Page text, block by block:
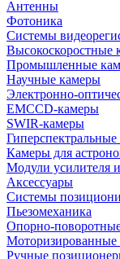
Антенны
Фотоника
Cистемы
Высокоскоростные
Промышленные
Научные камеры
Электронно-
EMCCD-камеры
SWIR-камеры
Камеры для
Модули усилителя
Аксессуары
Системы
Пьезомеханика
Опорно-поворотные
Ручные